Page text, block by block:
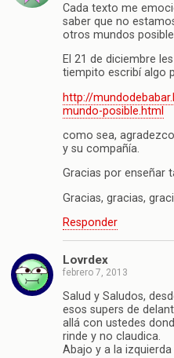
Cada texto me
saber que no
otros mundos
El 21 de diciembre
tiempito escribí algo
http://
mundo-posible.html
como sea,
y su compañía.
Gracias por enseñar
Gracias, gracias,
Responder
Lovrdex
febrero 7, 2013
Salud y Saludos,
esos supers de
allá con ustedes
rinde y no claudica.
Abajo y a la izquierda